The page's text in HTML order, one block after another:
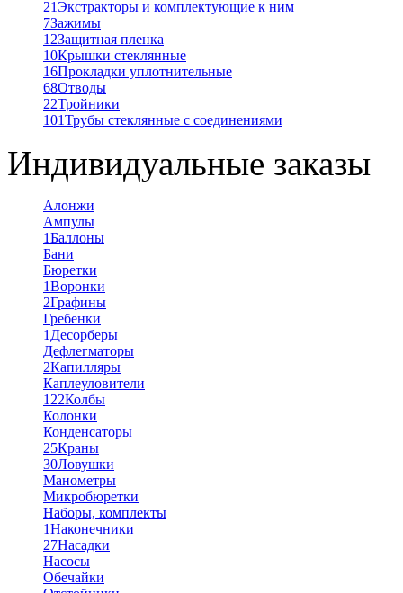
21Экстракторы и комплектующие к ним
7Зажимы
12Защитная пленка
10Крышки стеклянные
16Прокладки уплотнительные
68Отводы
22Тройники
101Трубы стеклянные с соединениями
Индивидуальные заказы
Алонжи
Ампулы
1Баллоны
Бани
Бюретки
1Воронки
2Графины
Гребенки
1 Десорберы
Дефлегматоры
2Капилляры
Каплеуловители
122Колбы
Колонки
Конденсаторы
25Краны
30Ловушки
Манометры
Микробюретки
Наборы, комплекты
1Наконечники
27Насадки
Насосы
Обечайки